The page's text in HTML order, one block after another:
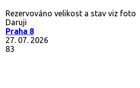
Rezervováno velikost a stav viz foto
Daruji
Praha 8
27. 07. 2026
83